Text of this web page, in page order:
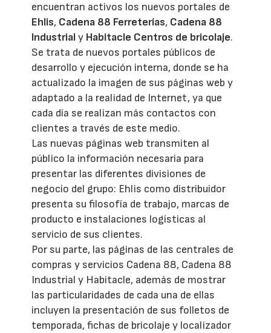
encuentran activos los nuevos portales de
Ehlis, Cadena 88 Ferreterías, Cadena 88
Industrialy Habitacle Centros de bricolaje.
Se trata de nuevos portales públicos de
desarrollo y ejecución interna, donde se ha
actualizado la imagen de sus páginas web y
adaptado a la realidad de Internet, ya que
cada día se realizan más contactos con
clientes a través de este medio.
Las nuevas páginas web transmiten al
público la información necesaria para
presentar las diferentes divisiones de
negocio del grupo: Ehlis como distribuidor
presenta su filosofía de trabajo, marcas de
producto e instalaciones logísticas al
servicio de sus clientes.
Por su parte, las páginas de las centrales de
compras y servicios Cadena 88, Cadena 88
Industrial y Habitacle, además de mostrar
las particularidades de cada una de ellas
incluyen la presentación de sus folletos de
temporada, fichas de bricolaje y localizador